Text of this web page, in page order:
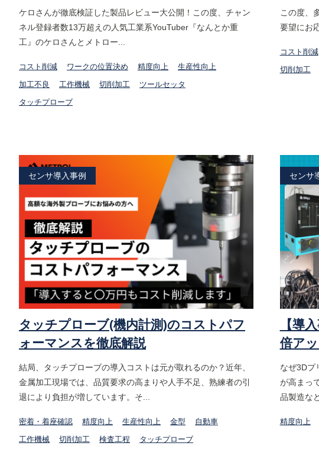
ケロさんが徹底検証した製品レビュー大公開！この度、チャン
ネル登録者数13万超えの人気工業系YouTuber『なんとか重
工』のケロさんとメトロー...
コスト削減 ワークの位置決め 精度向上
生産性向上
加工不良
工作機械 切削加工
ツールセッタ
タッチプローブ
この度、
要望にお
コスト削減
切削加工
センサ導入事例
タッチプローブ(機内計測)のコストパフ
ォーマンスを徹底解説
結局、タッチプローブの導入コストは元が取れるのか？近年、
金属加工現場では、品質要求の高まりや人手不足、熟練者の引
退により負担が増しています。そ...
密着・着座確認 精度向上 生産性向上 金型
自動車
工作機械
切削加工 検査工程 タッチプローブ
センサ
【導
倍ア
なぜ3Dプ
が高まっ
品製造な
精度向上